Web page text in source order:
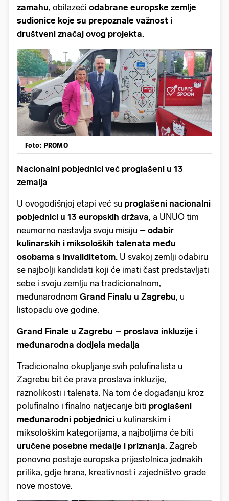
zamahu, obilazeći odabrane europske zemlje
sudionice koje su prepoznale važnost i
društveni značaj ovog projekta.
Foto: PROMO
Nacionalni pobjednici već proglašeni u 13
zemalja
U ovogodišnjoj etapi već su proglašeni nacionalni
pobjednici u 13 europskih država, a UNUO tim
neumorno nastavlja svoju misiju – odabir
kulinarskih i miksoloških talenata među
osobama s invaliditetom. U svakoj zemlji odabiru
se najbolji kandidati koji će imati čast predstavljati
sebe i svoju zemlju na tradicionalnom,
međunarodnom Grand Finalu u Zagrebu, u
listopadu ove godine.
Grand Finale u Zagrebu – proslava inkluzije i
međunarodna dodjela medalja
Tradicionalno okupljanje svih polufinalista u
Zagrebu bit će prava proslava inkluzije,
raznolikosti i talenata. Na tom će događanju kroz
polufinalno i finalno natjecanje biti proglašeni
međunarodni pobjednici u kulinarskim i
miksološkim kategorijama, a najboljima će biti
uručene posebne medalje i priznanja. Zagreb
ponovno postaje europska prijestolnica jednakih
prilika, gdje hrana, kreativnost i zajedništvo grade
nove mostove.